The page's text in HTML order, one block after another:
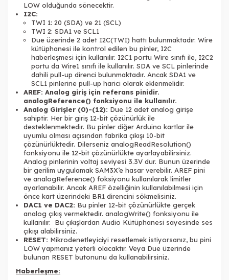
LOW olduğunda sönecektir.
I2C:
TWI 1: 20 (SDA) ve 21 (SCL)
TWI 2: SDA1 ve SCL1
Due üzerinde 2 adet I2C(TWI) hattı bulunmaktadır. Wire
kütüphanesi ile kontrol edilen bu pinler, I2C
haberleşmesi için kullanılır. I2C1 portu Wire sınıfı ile, I2C2
portu da Wire1 sınıfı ile kullanılır. SDA ve SCL pinlerinde
dahili pull-up direnci bulunmaktadır. Ancak SDA1 ve
SCL1 pinlerine pull-up harici olarak eklenmelidir.
AREF: Analog giriş için referans pinidir.
analogReference() fonksiyonu ile kullanılır.
Analog Girişler (0)-(12): Due 12 adet analog girişe
sahiptir. Her bir giriş 12-bit çözünürlük ile
desteklenmektedir. Bu pinler diğer Arduino kartlar ile
uyumlu olması açısından fabrika çıkışı 10-bit
çözünürlüktedir. Dilerseniz analogReadResolution()
fonksiyonu ile 12-bit çözünürlükte ayarlayabilirsiniz.
Analog pinlerinin voltaj seviyesi 3.3V dur. Bunun üzerinde
bir gerilim uygulamak SAM3X’e hasar verebilir. AREF pini
ve analogReference() foksiyonu kullanılarak limitler
ayarlanabilir. Ancak AREF özelliğinin kullanılabilmesi için
önce kart üzerindeki BR1 direncini sökmelisiniz.
DAC1 ve DAC2: Bu pinler 12-bit çözünürlükte gerçek
analog çıkış vermektedir. analogWrite() fonksiyonu ile
kullanılır. Bu çıkışlardan Audio Kütüphanesi sayesinde ses
çıkışı alabilirsiniz.
RESET: Mikrodenetleyiciyi resetlemek istiyorsanız, bu pini
LOW yapmanız yeterli olacaktır. Veya Due üzerinde
bulunan RESET butonunu da kullanabilirsiniz.
Haberleşme: